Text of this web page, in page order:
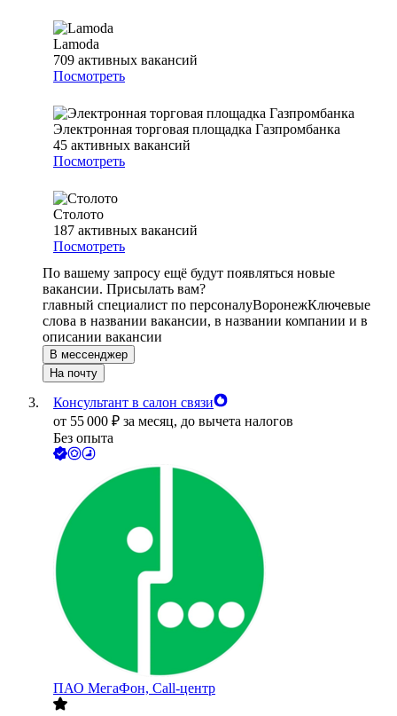
Lamoda
709 активных вакансий
Посмотреть
Электронная торговая площадка Газпромбанка
45 активных вакансий
Посмотреть
Столото
187 активных вакансий
Посмотреть
По вашему запросу ещё будут появляться новые
вакансии. Присылать вам?
главный специалист по персоналуВоронежКлючевые
слова в названии вакансии, в названии компании и в
описании вакансии
В мессенджер
На почту
Консультант в салон связи
от 55 000 ₽ за месяц, до вычета налогов
Без опыта
ПАО МегаФон, Call-центр